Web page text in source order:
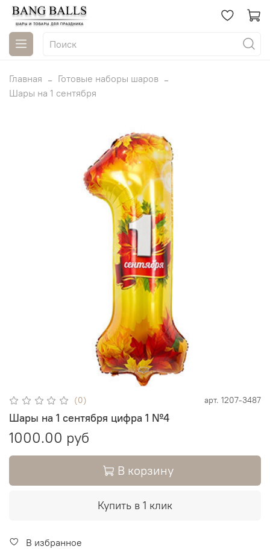
Главная
Готовые наборы шаров
Шары на 1 сентября
(0) арт. 1207-3487
Шары на 1 сентября цифра 1 №4
1000.00 руб
В корзину
Купить в 1 клик
В избранное